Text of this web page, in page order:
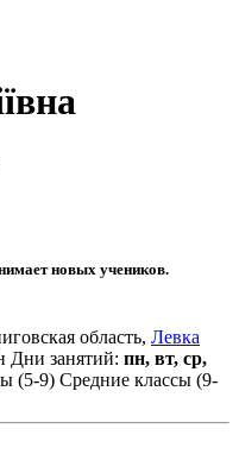
новых учеников.
область, Левка
Дни занятий: пн, вт, ср,
(5-9) Средние классы (9-